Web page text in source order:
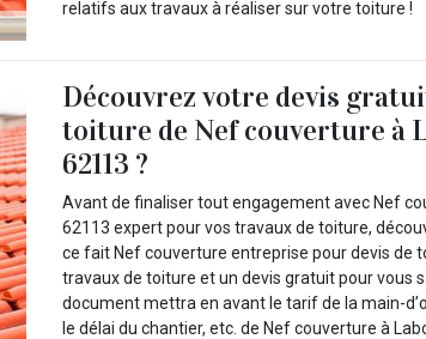
relatifs aux travaux à réaliser sur votre toiture !
Découvrez votre devis
toiture de Nef couverture à
62113 ?
Avant de finaliser tout engagement avec Nef
62113 expert pour vos travaux de toiture,
ce fait Nef couverture entreprise pour devis de
travaux de toiture et un devis gratuit pour vous
document mettra en avant le tarif de la main-
le délai du chantier, etc. de Nef couverture à